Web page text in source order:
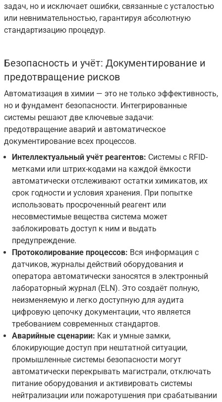
задач, но и исключает ошибки, связанные с усталостью
или невнимательностью, гарантируя абсолютную
стандартизацию процедур.
Безопасность и учёт: Документирование и
предотвращение рисков
Автоматизация в химии — это не только эффективность,
но и фундамент безопасности. Интегрированные
системы решают две ключевые задачи:
предотвращение аварий и автоматическое
документирование всех процессов.
Интеллектуальный учёт реагентов: Системы с RFID-
метками или штрих-кодами на каждой ёмкости
автоматически отслеживают остатки химикатов, их
срок годности и условия хранения. При попытке
использовать просроченный реагент или
несовместимые вещества система может
заблокировать доступ к ним и выдать
предупреждение.
Протоколирование процессов: Вся информация с
датчиков, журналы действий оборудования и
оператора автоматически заносятся в электронный
лабораторный журнал (ELN). Это создаёт полную,
неизменяемую и легко доступную для аудита
цифровую цепочку документации, что является
требованием современных стандартов.
Аварийные сценарии: Как и умные замки,
блокирующие доступ при нештатной ситуации,
промышленные системы безопасности могут
автоматически перекрывать магистрали, отключать
питание оборудования и активировать системы
нейтрализации или пожаротушения при срабатывании